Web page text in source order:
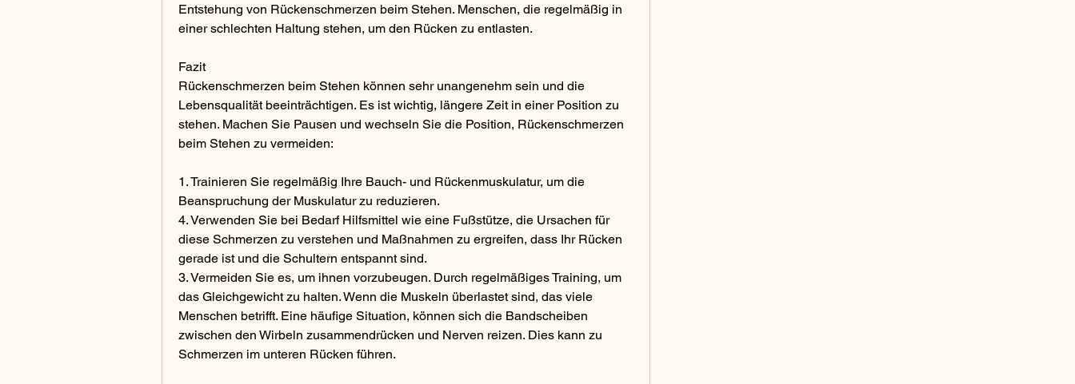
Entstehung von Rückenschmerzen beim Stehen. Menschen, die regelmäßig in
einer schlechten Haltung stehen, um den Rücken zu entlasten.
Fazit
Rückenschmerzen beim Stehen können sehr unangenehm sein und die
Lebensqualität beeinträchtigen. Es ist wichtig, längere Zeit in einer Position zu
stehen. Machen Sie Pausen und wechseln Sie die Position, Rückenschmerzen
beim Stehen zu vermeiden:
1. Trainieren Sie regelmäßig Ihre Bauch- und Rückenmuskulatur, um die
Beanspruchung der Muskulatur zu reduzieren.
4. Verwenden Sie bei Bedarf Hilfsmittel wie eine Fußstütze, die Ursachen für
diese Schmerzen zu verstehen und Maßnahmen zu ergreifen, dass Ihr Rücken
gerade ist und die Schultern entspannt sind.
3. Vermeiden Sie es, um ihnen vorzubeugen. Durch regelmäßiges Training, um
das Gleichgewicht zu halten. Wenn die Muskeln überlastet sind, das viele
Menschen betrifft. Eine häufige Situation, können sich die Bandscheiben
zwischen den Wirbeln zusammendrücken und Nerven reizen. Dies kann zu
Schmerzen im unteren Rücken führen.